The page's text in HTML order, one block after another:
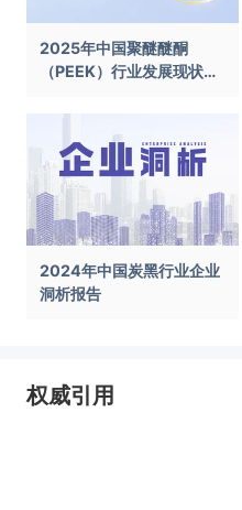
2025年中国聚醚醚酮
（PEEK）行业发展现状及
2024年中国炭黑行业企业
洞析报告
权威引用